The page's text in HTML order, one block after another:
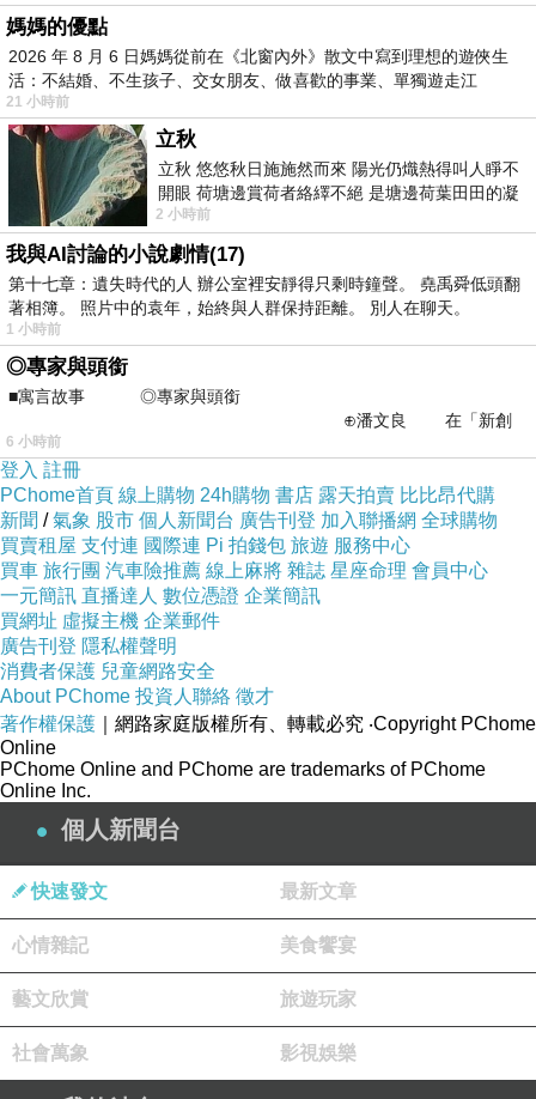
新浪娱乐讯 最近组成特别合唱小组的
CNBLUE[微博]成员李宗泫和JUNIEL[微博]
某杂志拍摄了一组写真。在本组写真中，两人改
变了之前“校服情侣”的形象，换上针织衣，以强
烈的眼神展现成熟的魅力。bnt新闻/供稿 吴筱溪/
文 Marie Claire/图
轉載:http://ent.sina.com.cn
☆双星奇緣☆PChome個人新聞台
http://mypaper.pchome.com.tw/rainrainkerry
☆星音樂☆雅虎奇摩拍賣網站☆
http://tw.user.bid.yahoo.com/tw/booth/Y634741
3608
媽媽的優點
2026 年 8 月 6 日媽媽從前在《北窗內外》散文中寫到理想的遊俠生
活：不結婚、不生孩子、交女朋友、做喜歡的事業、單獨遊走江
湖⋯⋯，
21 小時前
立秋
立秋 悠悠秋日施施然而來 陽光仍熾熱得叫人睜不
開眼 荷塘邊賞荷者絡繹不絕 是塘邊荷葉田田的凝
望 風中飄逸的是映日荷花別樣紅
2 小時前
我與AI討論的小說劇情(17)
第十七章：遺失時代的人 辦公室裡安靜得只剩時鐘聲。 堯禹舜低頭翻
著相簿。 照片中的袁年，始終與人群保持距離。 別人在聊天。
1 小時前
◎專家與頭銜
■寓言故事 ◎專家與頭銜
⊕潘文良 在「新創
之谷」裡——
6 小時前
登入 註冊
PChome首頁 線上購物 24h購物 書店 露天拍賣 比比昂代購
新聞 /氣象 股市 個人新聞台 廣告刊登 加入聯播網 全球購物
買賣租屋 支付連 國際連 Pi 拍錢包 旅遊 服務中心
買車 旅行團 汽車險推薦 線上麻將 雜誌 星座命理 會員中心
一元簡訊 直播達人 數位憑證 企業簡訊
買網址 虛擬主機 企業郵件
廣告刊登 隱私權聲明
消費者保護 兒童網路安全
About PChome 投資人聯絡 徵才
著作權保護 ｜網路家庭版權所有、轉載必究 ‧Copyright PChome
Online
PChome Online and PChome are trademarks of PChome
Online Inc.
個人新聞台
快速發文 最新文章
心情雜記 美食饗宴
藝文欣賞 旅遊玩家
社會萬象 影視娛樂